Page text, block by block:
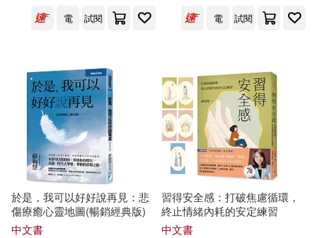
電
試閱
電
試閱
於是，我可以好好說再見：悲
傷療癒心靈地圖(暢銷經典版)
中文書
習得安全感：打破焦慮循環，
終止情緒內耗的安定練習
中文書